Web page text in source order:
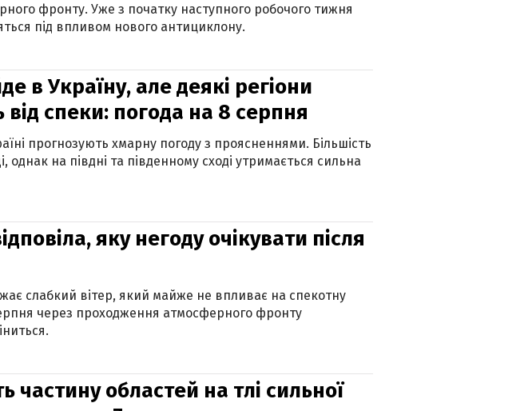
фронту. Уже з початку наступного робочого тижня
під впливом нового антициклону.
в Україну, але деякі регіони
спеки: погода на 8 серпня
прогнозують хмарну погоду з проясненнями. Більшість
на півдні та південному сході утримається сильна
яку негоду очікувати після
слабкий вітер, який майже не впливає на спекотну
через проходження атмосферного фронту
частину областей на тлі сильної